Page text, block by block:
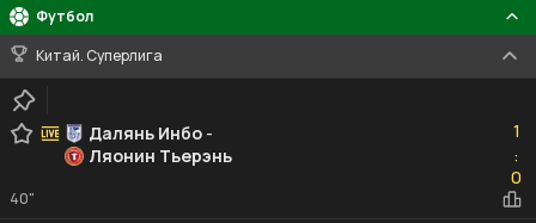
Футбол
Китай. Суперлига
Далянь Инбо -
Ляонин Тьерэнь
1
:0
0
40"